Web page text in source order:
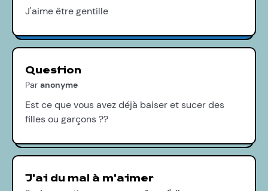
J'aime être gentille
Question
Par anonyme
Est ce que vous avez déjà baiser et sucer des
filles ou garçons ??
J'ai du mal à m'aimer